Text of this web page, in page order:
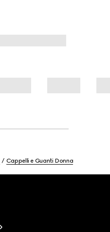
Cappelli e Guanti Donna